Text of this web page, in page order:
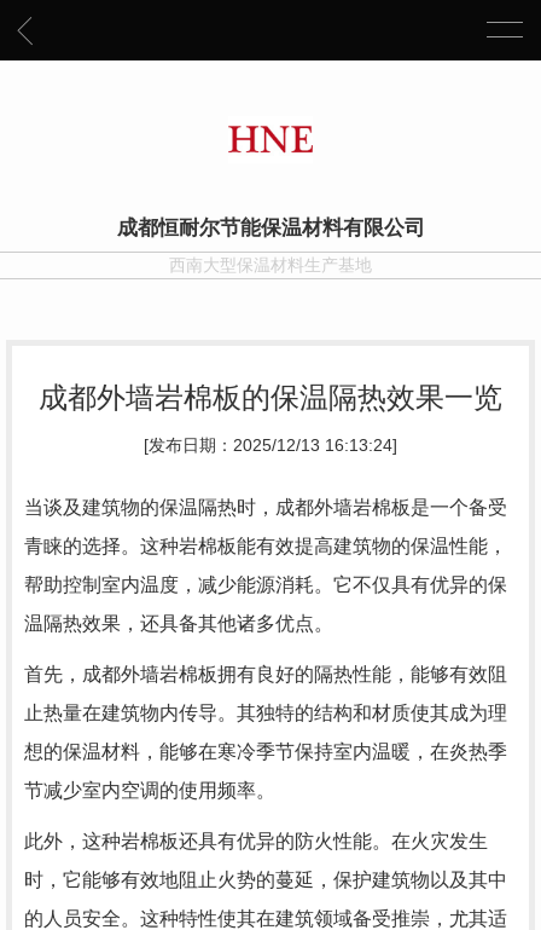
成都恒耐尔节能保温材料有限公司
西南大型保温材料生产基地
成都外墙岩棉板的保温隔热效果一览
[发布日期：2025/12/13 16:13:24]
当谈及建筑物的保温隔热时，成都外墙岩棉板是一个备受
青睐的选择。这种岩棉板能有效提高建筑物的保温性能，
帮助控制室内温度，减少能源消耗。它不仅具有优异的保
温隔热效果，还具备其他诸多优点。
首先，成都外墙岩棉板拥有良好的隔热性能，能够有效阻
止热量在建筑物内传导。其独特的结构和材质使其成为理
想的保温材料，能够在寒冷季节保持室内温暖，在炎热季
节减少室内空调的使用频率。
此外，这种岩棉板还具有优异的防火性能。在火灾发生
时，它能够有效地阻止火势的蔓延，保护建筑物以及其中
的人员安全。这种特性使其在建筑领域备受推崇，尤其适